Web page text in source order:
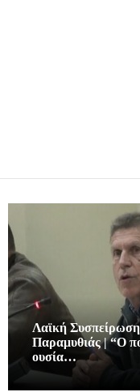
Λαϊκή Συσπείρωση
Παραμυθιάς | “Ο
ουσία…